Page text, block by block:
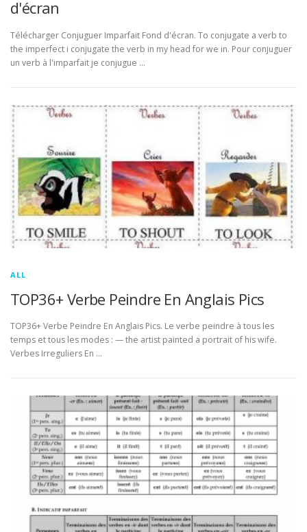
d'écran
Télécharger Conjuguer Imparfait Fond d'écran. To conjugate a verb to
the imperfect i conjugate the verb in my head for we in. Pour conjuguer
un verb à l'imparfait je conjugue …
ALL
TOP36+ Verbe Peindre En Anglais Pics
TOP36+ Verbe Peindre En Anglais Pics. Le verbe peindre à tous les
temps et tous les modes : — the artist painted a portrait of his wife.
Verbes Irreguliers En …